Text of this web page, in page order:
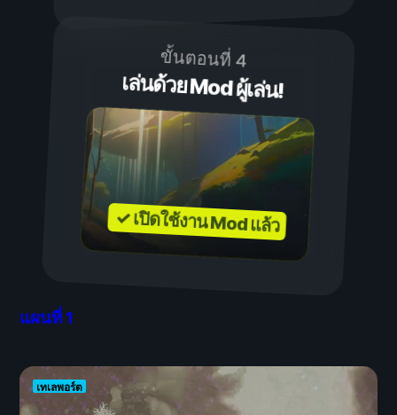
ขั้นตอนที่ 4
เล่นด้วย Mod ผู้เล่น!
✓ เปิดใช้งาน Mod แล้ว
แผนที่ 1
เทเลพอร์ต